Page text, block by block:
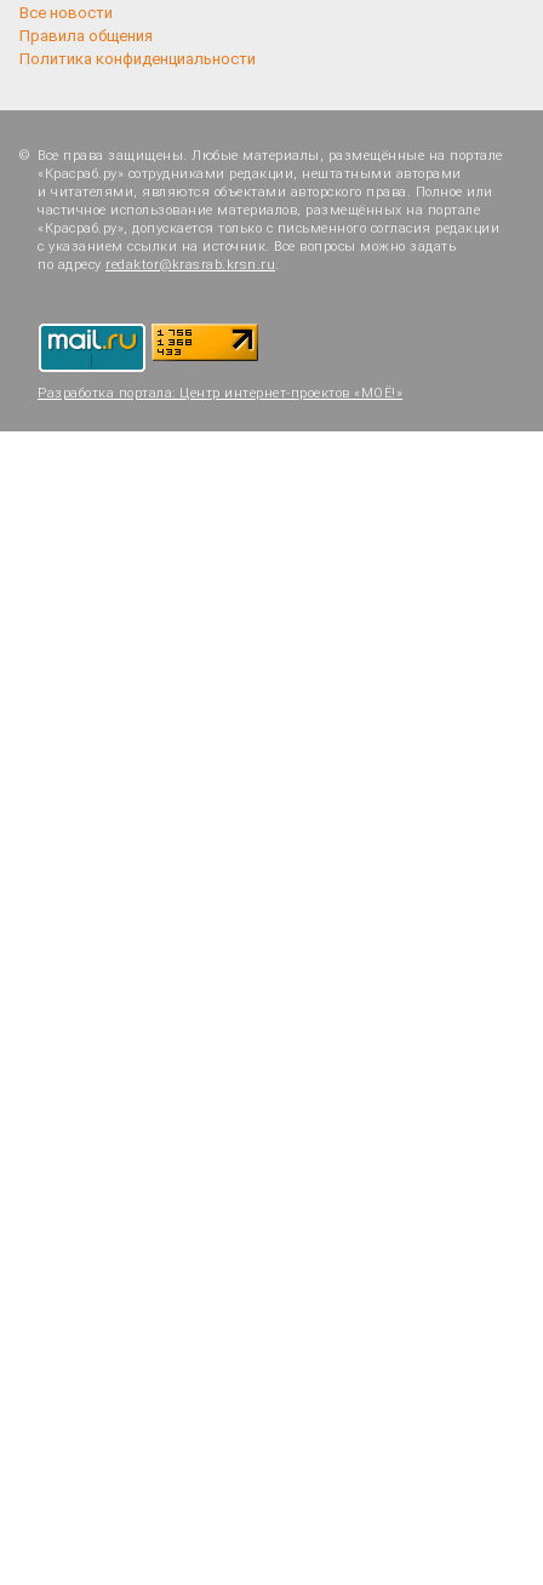
Все новости
Правила общения
Политика конфиденциальности
Все права защищены. Любые материалы, размещённые на портале
«Красраб.ру» сотрудниками редакции, нештатными авторами
и читателями, являются объектами авторского права. Полное или
частичное использование материалов, размещённых на портале
«Красраб.ру», допускается только с письменного согласия редакции
с указанием ссылки на источник. Все вопросы можно задать
по адресу redaktor@krasrab.krsn.ru.
Разработка портала: Центр интернет-проектов «МОЁ!»